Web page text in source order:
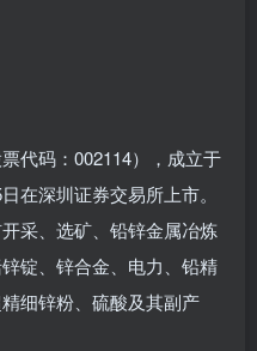
代码：002114），成立于
在深圳证券交易所上市。
采、选矿、铅锌金属冶炼
锭、锌合金、电力、铅精
细锌粉、硫酸及其副产